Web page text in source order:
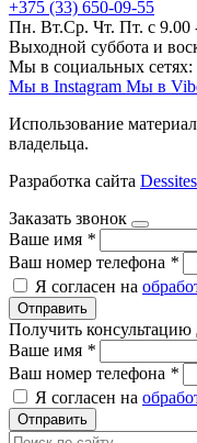
+375 (33) 650-09-55
Пн. Вт.Ср. Чт. Пт. с 9.00
Выходной суббота и
Мы в социальных сетях:
Мы в Instagram Мы в
Использование
владельца.
Разработка сайта
Заказать звонок
Ваше имя *
Ваш номер телефона *
Я согласен на
Отправить
Получить консультацию
Ваше имя *
Ваш номер телефона *
Я согласен на
Отправить